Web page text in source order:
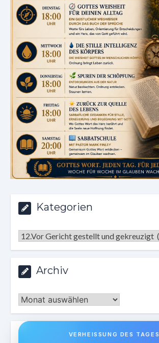
Kategorien
Kategorien
Archiv
Archiv
VERHEISSUNG DES TAGES